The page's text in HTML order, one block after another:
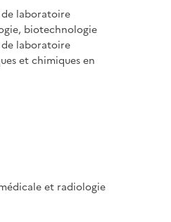
de laboratoire
biotechnologie
de laboratoire
et chimiques en
et radiologie